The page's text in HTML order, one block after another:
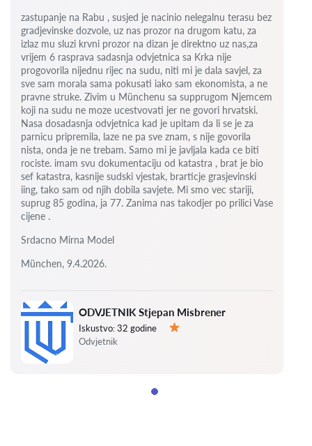
ODVJETNIK Stjepan Misbrener
Iskustvo:32 godine
Odvjetnik
zastupanje na Rabu , susjed je nacinio nelegalnu terasu bez
gradjevinske dozvole, uz nas prozor na drugom katu, za
izlaz mu sluzi krvni prozor na dizan je direktno uz nas,za
vrijem 6 rasprava sadasnja odvjetnica sa Krka nije
progovorila nijednu rijec na sudu, niti mi je dala savjel, za
sve sam morala sama pokusati iako sam ekonomista, a ne
pravne struke. Zivim u Münchenu sa supprugom Njemcem
koji na sudu ne moze ucestvovati jer ne govori hrvatski.
Nasa dosadasnja odvjetnica kad je upitam da li se je za
parnicu pripremila, laze ne pa sve znam, s nije govorila
nista, onda je ne trebam. Samo mi je javljala kada ce biti
rociste. imam svu dokumentaciju od katastra , brat je bio
sef katastra, kasnije sudski vjestak, brarticje grasjevinski
iing, tako sam od njih dobila savjete. Mi smo vec stariji,
suprug 85 godina, ja 77. Zanima nas takodjer po prilici Vase
cijene .
Srdacno Mirna Model
München, 9.4.2026.